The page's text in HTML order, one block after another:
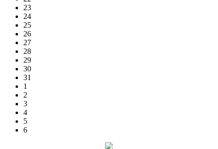
23
24
25
26
27
28
29
30
31
1
2
3
4
5
6